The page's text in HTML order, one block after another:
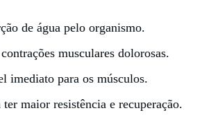
de água pelo organismo.
musculares dolorosas.
imediato para os músculos.
maior resistência e recuperação.